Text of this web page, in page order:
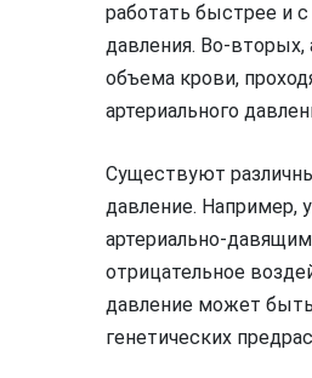
работать быстрее и
давления. Во-
объема крови,
артериального
Существуют
давление. Например,
артериально-
отрицательное
давление может
генетических